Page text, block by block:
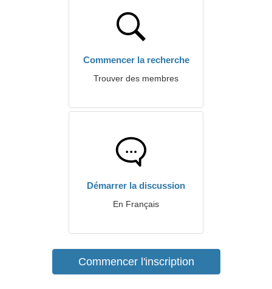
Commencer la recherche
Trouver des membres
Démarrer la discussion
En Français
Commencer l'inscription